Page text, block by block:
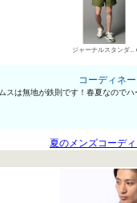
ジャーナルスタンダード チノパン・綿パン
コーディネ
は無地が鉄則です！春夏なの
夏のメンズコーデ